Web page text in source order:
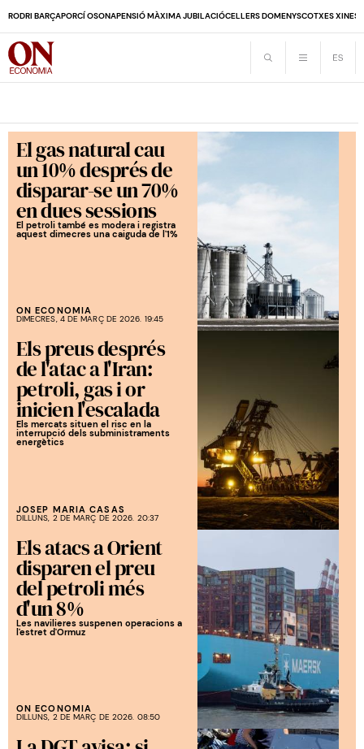
RODRI BARÇAPORCÍ OSONAPENSIÓ MÀXIMA JUBILACIÓCELLERS DOMENYSCOTXES
El gas natural cau
un 10% després de
disparar-se un 70%
en dues sessions
El petroli també es modera i registra
aquest dimecres una caiguda de l'1%
ON ECONOMIA
DIMECRES, 4 DE MARÇ DE 2026. 19:45
Els preus després
de l'atac a l'Iran:
petroli, gas i or
inicien l'escalada
Els mercats situen el risc en la
interrupció dels subministraments
energètics
JOSEP MARIA CASAS
DILLUNS, 2 DE MARÇ DE 2026. 20:37
Els atacs a Orient
disparen el preu
del petroli més
d'un 8%
Les navilieres suspenen operacions a
l'estret d'Ormuz
ON ECONOMIA
DILLUNS, 2 DE MARÇ DE 2026. 08:50